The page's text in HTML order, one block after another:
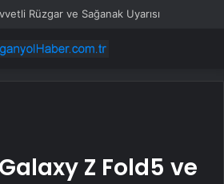
Rüzgar ve Sağanak Uyarısı
Z Fold5 ve